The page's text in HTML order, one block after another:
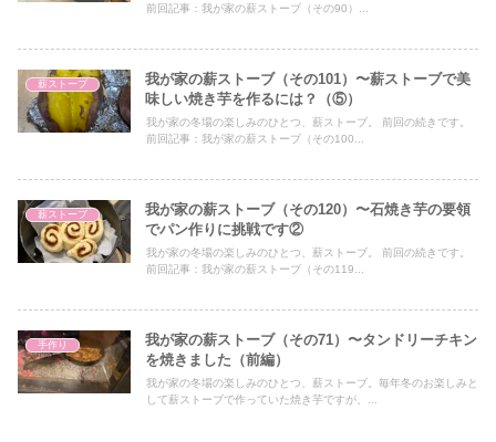
前回記事：我が家の薪ストーブ（その90）...
薪ストーブ
我が家の薪ストーブ（その101）〜薪ストーブで美
味しい焼き芋を作るには？（⑤）
我が家の冬場の楽しみのひとつ、薪ストーブ。 前回の続きです。
前回記事：我が家の薪ストーブ（その100...
薪ストーブ
我が家の薪ストーブ（その120）〜石焼き芋の要領
でパン作りに挑戦です②
我が家の冬場の楽しみのひとつ、薪ストーブ。 前回の続きです。
前回記事：我が家の薪ストーブ（その119...
手作り
我が家の薪ストーブ（その71）〜タンドリーチキン
を焼きました（前編）
我が家の冬場の楽しみのひとつ、薪ストーブ。毎年冬のお楽しみと
して薪ストーブで作っていた焼き芋ですが、...